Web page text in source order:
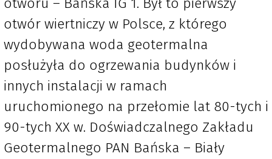
otwór wiertniczy w Polsce, z którego
wydobywana woda geotermalna
posłużyła do ogrzewania budynków i
innych instalacji w ramach
uruchomionego na przełomie lat 80-tych i
90-tych XX w. Doświadczalnego Zakładu
Geotermalnego PAN Bańska – Biały